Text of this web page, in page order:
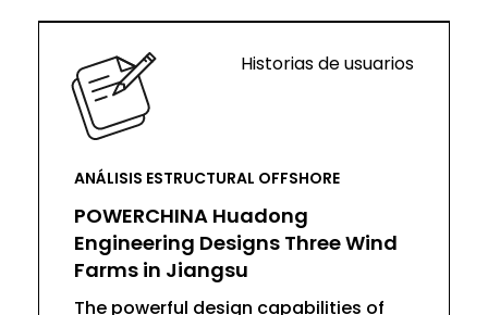
Historias de usuarios
ANÁLISIS ESTRUCTURAL OFFSHORE
POWERCHINA Huadong
Engineering Designs Three Wind
Farms in Jiangsu
The powerful design capabilities of